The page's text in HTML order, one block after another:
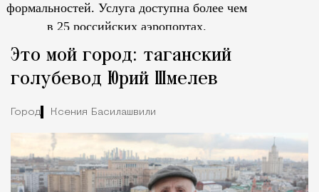
формальностей. Услуга доступна более чем
в 25 российских аэропортах.
Это мой город: таганский
голубевод Юрий Шмелев
Город Ксения Басилашвили